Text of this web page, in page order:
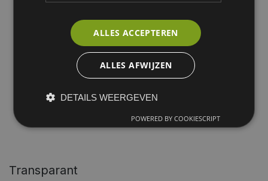
Transparant
ALLES ACCEPTEREN
ALLES AFWIJZEN
DETAILS WEERGEVEN
POWERED BY COOKIESCRIPT